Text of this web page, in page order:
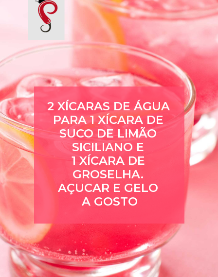
2 XÍCARAS DE ÁGUA
PARA 1 XÍCARA DE
SUCO DE LIMÃO
SICILIANO E
1 XÍCARA DE
GROSELHA.
AÇUCAR E GELO
A GOSTO